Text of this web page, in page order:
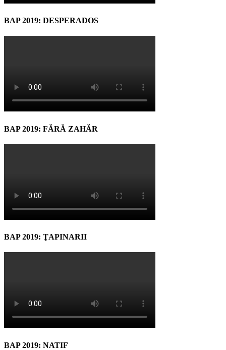
BAP 2019: DESPERADOS
BAP 2019: FĂRĂ ZAHĂR
BAP 2019: ŢAPINARII
BAP 2019: NATIF